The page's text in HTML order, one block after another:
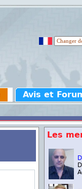
Avis et
Les